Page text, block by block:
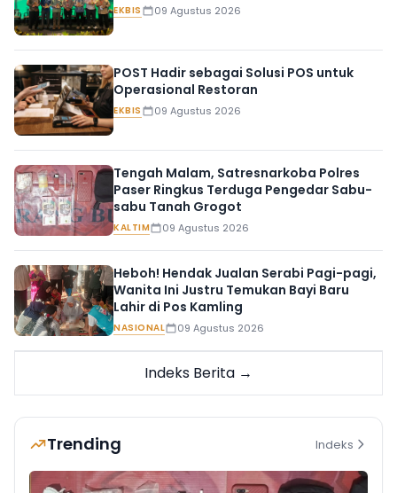
EKBIS 09 Agustus 2026
POST Hadir sebagai Solusi POS untuk
Operasional Restoran
EKBIS 09 Agustus 2026
Tengah Malam, Satresnarkoba Polres
Paser Ringkus Terduga Pengedar Sabu-
sabu Tanah Grogot
KALTIM 09 Agustus 2026
Heboh! Hendak Jualan Serabi Pagi-pagi,
Wanita Ini Justru Temukan Bayi Baru
Lahir di Pos Kamling
NASIONAL 09 Agustus 2026
Indeks Berita →
Trending Indeks